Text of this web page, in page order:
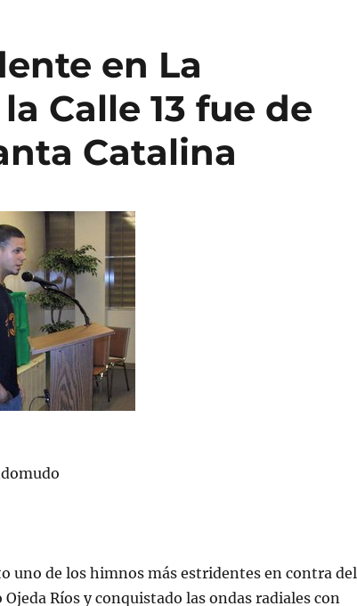
en La
Calle 13 fue de
Catalina
uno de los himnos más estridentes en contra del
Ríos y conquistado las ondas radiales con